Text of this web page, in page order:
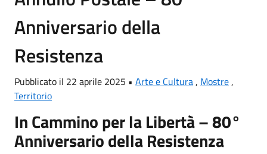
Anniversario della
Resistenza
Pubblicato il 22 aprile 2025 • Arte e Cultura, Mostre,
Territorio
In Cammino per la Libertà – 80°
Anniversario della Resistenza